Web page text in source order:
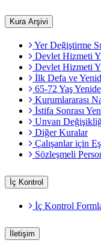
Kura Arşivi
Yer Değiştirme
Devlet Hizmeti
Devlet Hizmeti
İlk Defa ve
65-72 Yaş
Kurumlararası
İstifa Sonrası
Unvan
Diğer Kuralar
Çalışanlar için
Sözleşmeli
İç Kontrol
İç Kontrol
İletişim